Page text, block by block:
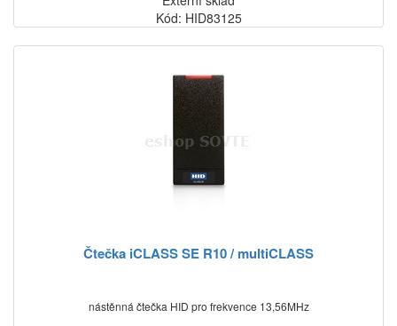
Kód: HID83125
Čtečka iCLASS SE R10 / multiCLASS
nástěnná čtečka HID pro frekvence 13,56MHz